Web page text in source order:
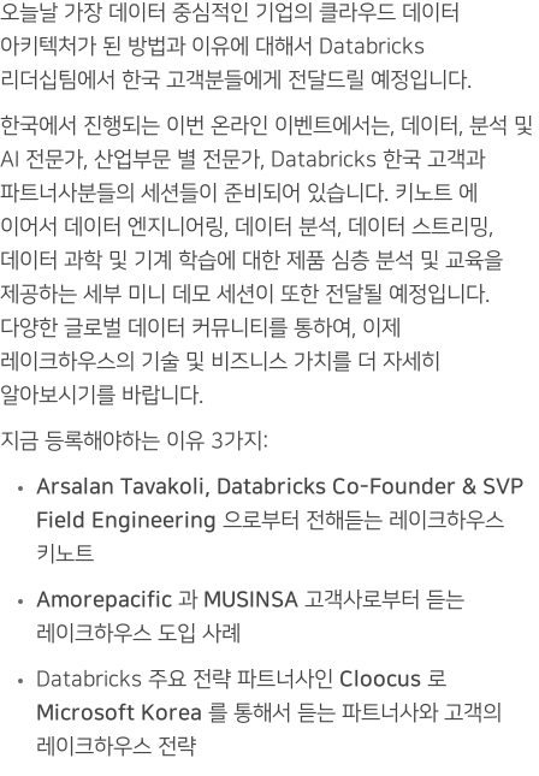
오늘날 가장 데이터 중심적인 기업의 클라우드 데이터
아키텍처가 된 방법과 이유에 대해서 Databricks
리더십팀에서 한국 고객분들에게 전달드릴 예정입니다.
한국에서 진행되는 이번 온라인 이벤트에서는, 데이터, 분석 및
AI 전문가, 산업부문 별 전문가, Databricks 한국 고객과
파트너사분들의 세션들이 준비되어 있습니다. 키노트 에
이어서 데이터 엔지니어링, 데이터 분석, 데이터 스트리밍,
데이터 과학 및 기계 학습에 대한 제품 심층 분석 및 교육을
제공하는 세부 미니 데모 세션이 또한 전달될 예정입니다.
다양한 글로벌 데이터 커뮤니티를 통하여, 이제
레이크하우스의 기술 및 비즈니스 가치를 더 자세히
알아보시기를 바랍니다.
지금 등록해야하는 이유 3가지:
Arsalan Tavakoli, Databricks Co-Founder & SVP
Field Engineering 으로부터 전해듣는 레이크하우스
키노트
Amorepacific 과 MUSINSA 고객사로부터 듣는
레이크하우스 도입 사례
Databricks 주요 전략 파트너사인 Cloocus 로
Microsoft Korea 를 통해서 듣는 파트너사와 고객의
레이크하우스 전략